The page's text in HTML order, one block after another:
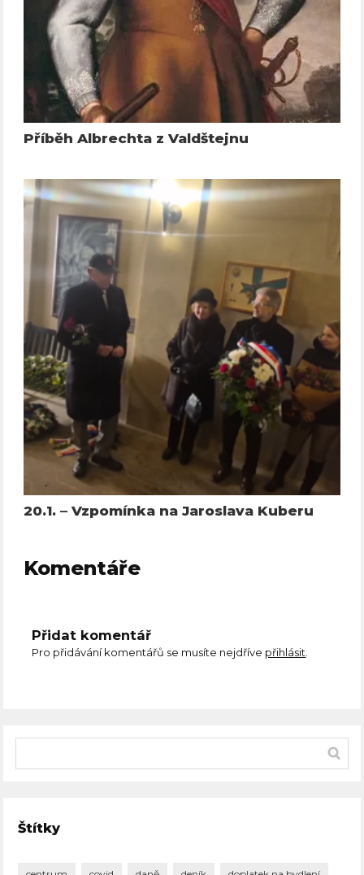
Příběh Albrechta z Valdštejnu
20.1. – Vzpomínka na Jaroslava Kuberu
Komentáře
Přidat komentář
Pro přidávání komentářů se musíte nejdříve přihlásit.
Štítky